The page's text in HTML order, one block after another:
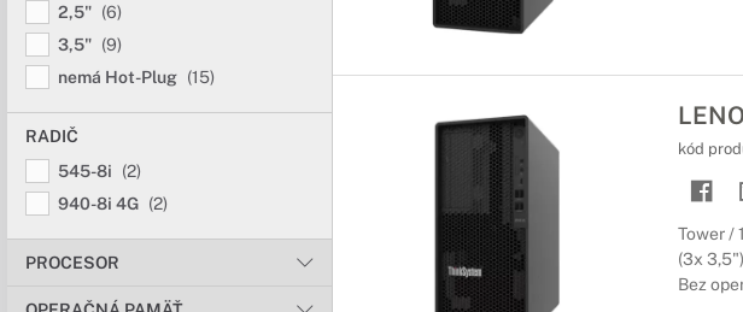
2,5" (6)
3,5" (9)
nemá Hot-Plug (15)
RADIČ
545-8i
(2)
940-8i 4G (2)
PROCESOR
kód
Tower /
(3x
Bez